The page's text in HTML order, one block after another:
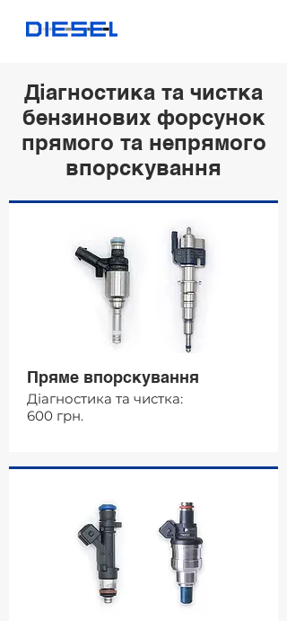
Діагностика та чистка
бензинових форсунок
прямого та непрямого
впорскування
Пряме впорскування
Діагностика та чистка:
600 грн.